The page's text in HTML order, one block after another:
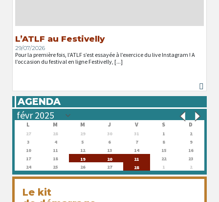
L’ATLF au Festivelly
29/07/2026
Pour la première fois, l’ATLF s’est essayée à l’exercice du live Instagram ! A
l’occasion du festival en ligne Festivelly, [...]
AGENDA
L M M J V S D
27 28 29 30 31 1
2
3
4 5 6 7 8
9
10
11 12 13 14 15
16
17
18 19 20 21 22
23
24
25 26 27 28 1 2
Le kit